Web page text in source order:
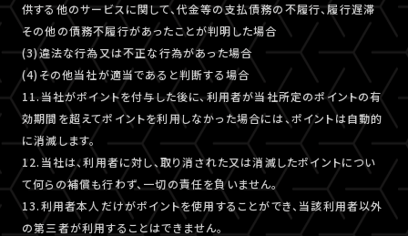
供する他のサービスに関して、代金等の支払債務の不履行、履行遅滞
その他の債務不履行があったことが判明した場合
(3)違法な行為又は不正な行為があった場合
(4)その他当社が適当であると判断する場合
11.当社がポイントを付与した後に、利用者が当社所定のポイントの有
効期間を超えてポイントを利用しなかった場合には、ポイントは自動的
に消滅します。
12.当社は、利用者に対し、取り消された又は消滅したポイントについ
て何らの補償も行わず、一切の責任を負いません。
13.利用者本人だけがポイントを使用することができ、当該利用者以外
の第三者が利用することはできません。